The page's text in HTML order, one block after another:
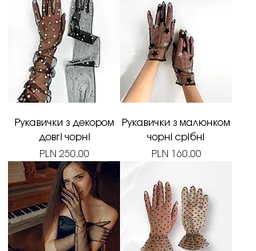
Рукавички з декором
довгі чорні
Price
PLN 250.00
Рукавички з малюнком
чорні срібні
Price
PLN 160.00